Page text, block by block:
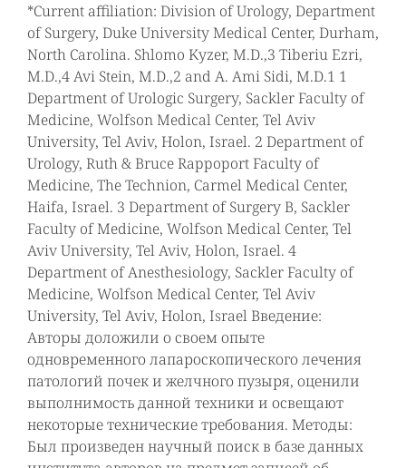
*Current affiliation: Division of Urology, Department
of Surgery, Duke University Medical Center, Durham,
North Carolina. Shlomo Kyzer, M.D.,3 Tiberiu Ezri,
M.D.,4 Avi Stein, M.D.,2 and A. Ami Sidi, M.D.1 1
Department of Urologic Surgery, Sackler Faculty of
Medicine, Wolfson Medical Center, Tel Aviv
University, Tel Aviv, Holon, Israel. 2 Department of
Urology, Ruth & Bruce Rappoport Faculty of
Medicine, The Technion, Carmel Medical Center,
Haifa, Israel. 3 Department of Surgery B, Sackler
Faculty of Medicine, Wolfson Medical Center, Tel
Aviv University, Tel Aviv, Holon, Israel. 4
Department of Anesthesiology, Sackler Faculty of
Medicine, Wolfson Medical Center, Tel Aviv
University, Tel Aviv, Holon, Israel Введение:
Авторы доложили о своем опыте
одновременного лапароскопического лечения
патологий почек и желчного пузыря, оценили
выполнимость данной техники и освещают
некоторые технические требования. Методы:
Был произведен научный поиск в базе данных